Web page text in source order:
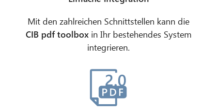
Mit den zahlreichen Schnittstellen kann die
CIB pdf toolboxin Ihr bestehendes System
integrieren.